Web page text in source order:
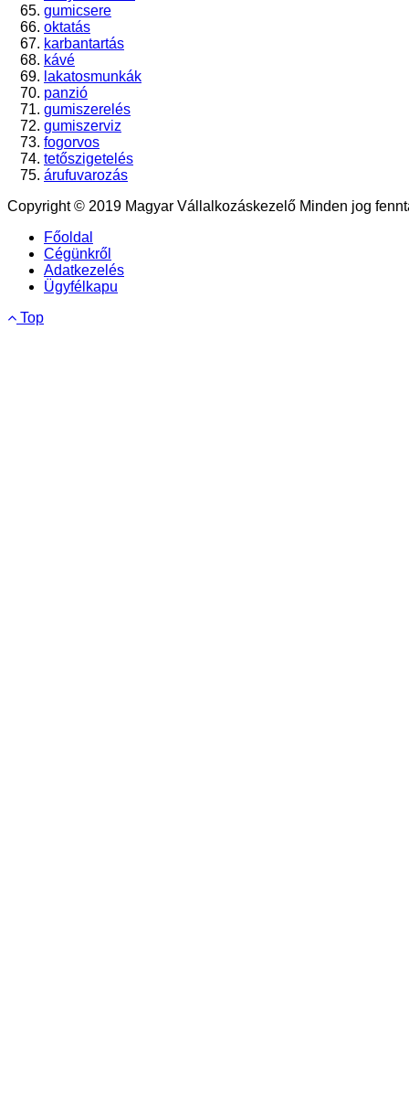
gumicsere
oktatás
karbantartás
kávé
lakatosmunkák
panzió
gumiszerelés
gumiszerviz
fogorvos
tetőszigetelés
árufuvarozás
Copyright © 2019 Magyar Vállalkozáskezelő Minden jog
Főoldal
Cégünkről
Adatkezelés
Ügyfélkapu
Top